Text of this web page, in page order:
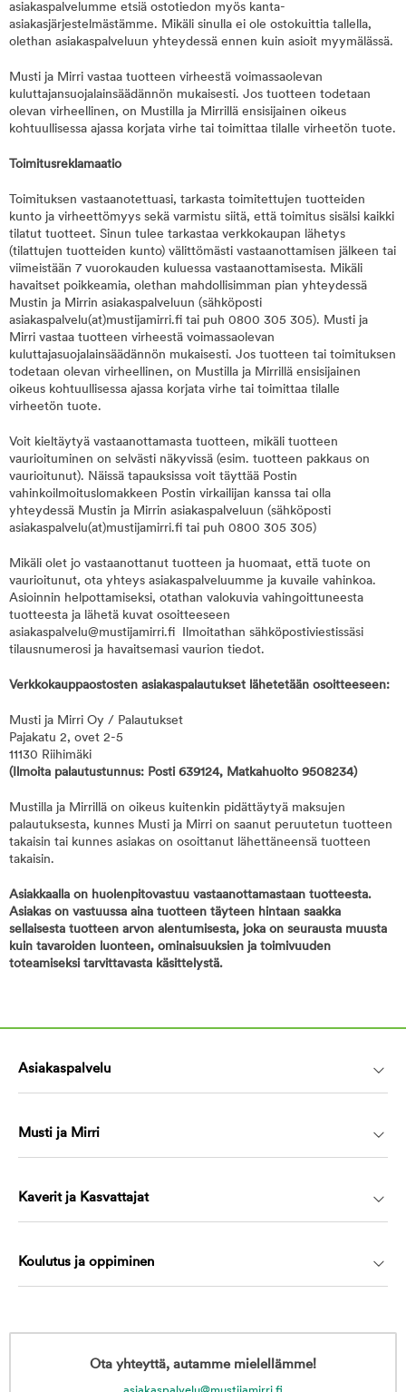
asiakaspalvelumme etsiä ostotiedon myös kanta-
asiakasjärjestelmästämme. Mikäli sinulla ei ole ostokuittia tallella,
olethan asiakaspalveluun yhteydessä ennen kuin asioit myymälässä.
Musti ja Mirri vastaa tuotteen virheestä voimassaolevan
kuluttajansuojalainsäädännön mukaisesti. Jos tuotteen todetaan
olevan virheellinen, on Mustilla ja Mirrillä ensisijainen oikeus
kohtuullisessa ajassa korjata virhe tai toimittaa tilalle virheetön tuote.
Toimitusreklamaatio
Toimituksen vastaanotettuasi, tarkasta toimitettujen tuotteiden
kunto ja virheettömyys sekä varmistu siitä, että toimitus sisälsi kaikki
tilatut tuotteet. Sinun tulee tarkastaa verkkokaupan lähetys
(tilattujen tuotteiden kunto) välittömästi vastaanottamisen jälkeen tai
viimeistään 7 vuorokauden kuluessa vastaanottamisesta. Mikäli
havaitset poikkeamia, olethan mahdollisimman pian yhteydessä
Mustin ja Mirrin asiakaspalveluun (sähköposti
asiakaspalvelu(at)mustijamirri.fi tai puh 0800 305 305). Musti ja
Mirri vastaa tuotteen virheestä voimassaolevan
kuluttajasuojalainsäädännön mukaisesti. Jos tuotteen tai toimituksen
todetaan olevan virheellinen, on Mustilla ja Mirrillä ensisijainen
oikeus kohtuullisessa ajassa korjata virhe tai toimittaa tilalle
virheetön tuote.
Voit kieltäytyä vastaanottamasta tuotteen, mikäli tuotteen
vaurioituminen on selvästi näkyvissä (esim. tuotteen pakkaus on
vaurioitunut). Näissä tapauksissa voit täyttää Postin
vahinkoilmoituslomakkeen Postin virkailijan kanssa tai olla
yhteydessä Mustin ja Mirrin asiakaspalveluun (sähköposti
asiakaspalvelu(at)mustijamirri.fi tai puh 0800 305 305)
Mikäli olet jo vastaanottanut tuotteen ja huomaat, että tuote on
vaurioitunut, ota yhteys asiakaspalveluumme ja kuvaile vahinkoa.
Asioinnin helpottamiseksi, otathan valokuvia vahingoittuneesta
tuotteesta ja lähetä kuvat osoitteeseen
asiakaspalvelu@mustijamirri.fi Ilmoitathan sähköpostiviestissäsi
tilausnumerosi ja havaitsemasi vaurion tiedot.
Verkkokauppaostosten asiakaspalautukset lähetetään osoitteeseen:
Musti ja Mirri Oy / Palautukset
Pajakatu 2, ovet 2-5
11130 Riihimäki
(Ilmoita palautustunnus: Posti 639124, Matkahuolto 9508234)
Mustilla ja Mirrillä on oikeus kuitenkin pidättäytyä maksujen
palautuksesta, kunnes Musti ja Mirri on saanut peruutetun tuotteen
takaisin tai kunnes asiakas on osoittanut lähettäneensä tuotteen
takaisin.
Asiakkaalla on huolenpitovastuu vastaanottamastaan tuotteesta.
Asiakas on vastuussa aina tuotteen täyteen hintaan saakka
sellaisesta tuotteen arvon alentumisesta, joka on seurausta muusta
kuin tavaroiden luonteen, ominaisuuksien ja toimivuuden
toteamiseksi tarvittavasta käsittelystä.
Asiakaspalvelu
Musti ja Mirri
Kaverit ja Kasvattajat
Koulutus ja oppiminen
Ota yhteyttä, autamme mielellämme!